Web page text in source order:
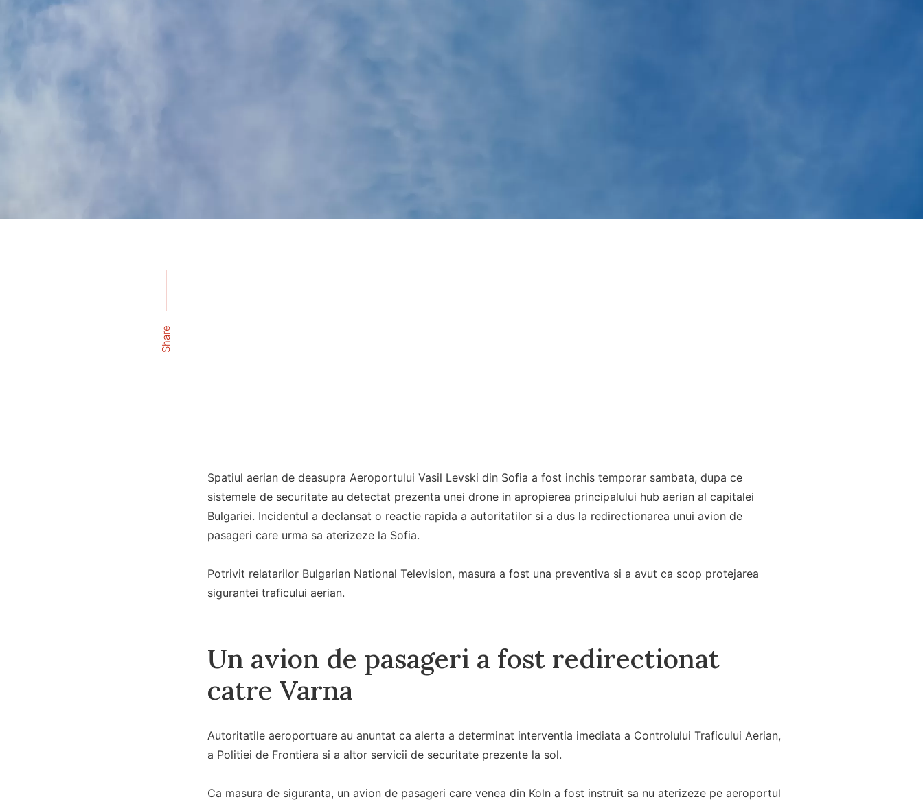
Share
Spatiul aerian de deasupra Aeroportului Vasil Levski din Sofia a fost inchis temporar sambata, dupa ce
sistemele de securitate au detectat prezenta unei drone in apropierea principalului hub aerian al capitalei
Bulgariei. Incidentul a declansat o reactie rapida a autoritatilor si a dus la redirectionarea unui avion de
pasageri care urma sa aterizeze la Sofia.
Potrivit relatarilor Bulgarian National Television, masura a fost una preventiva si a avut ca scop protejarea
sigurantei traficului aerian.
Un avion de pasageri a fost redirectionat
catre Varna
Autoritatile aeroportuare au anuntat ca alerta a determinat interventia imediata a Controlului Traficului Aerian,
a Politiei de Frontiera si a altor servicii de securitate prezente la sol.
Ca masura de siguranta, un avion de pasageri care venea din Koln a fost instruit sa nu aterizeze pe aeroportul